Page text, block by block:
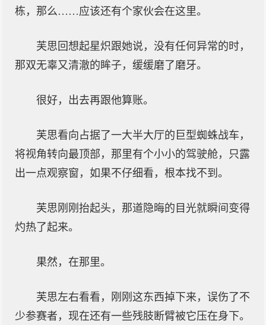
栋，那么……应该还有个家伙会在这里。
芙思回想起星炽跟她说，没有任何异常的时，
那双无辜又清澈的眸子，缓缓磨了磨牙。
很好，出去再跟他算账。
芙思看向占据了一大半大厅的巨型蜘蛛战车，
将视角转向最顶部，那里有个小小的驾驶舱，只露
出一点观察窗，如果不仔细看，根本找不到。
芙思刚刚抬起头，那道隐晦的目光就瞬间变得
灼热了起来。
果然，在那里。
芙思左右看看，刚刚这东西掉下来，误伤了不
少参赛者，现在还有一些残肢断臂被它压在身下。